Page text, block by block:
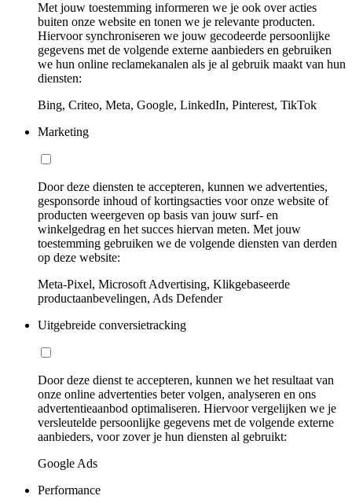
Met jouw toestemming informeren we je ook over acties
buiten onze website en tonen we je relevante producten.
Hiervoor synchroniseren we jouw gecodeerde persoonlijke
gegevens met de volgende externe aanbieders en gebruiken
we hun online reclamekanalen als je al gebruik maakt van hun
diensten:
Bing, Criteo, Meta, Google, LinkedIn, Pinterest, TikTok
Marketing
Door deze diensten te accepteren, kunnen we advertenties,
gesponsorde inhoud of kortingsacties voor onze website of
producten weergeven op basis van jouw surf- en
winkelgedrag en het succes hiervan meten. Met jouw
toestemming gebruiken we de volgende diensten van derden
op deze website:
Meta-Pixel, Microsoft Advertising, Klikgebaseerde
productaanbevelingen, Ads Defender
Uitgebreide conversietracking
Door deze dienst te accepteren, kunnen we het resultaat van
onze online advertenties beter volgen, analyseren en ons
advertentieaanbod optimaliseren. Hiervoor vergelijken we je
versleutelde persoonlijke gegevens met de volgende externe
aanbieders, voor zover je hun diensten al gebruikt:
Google Ads
Performance